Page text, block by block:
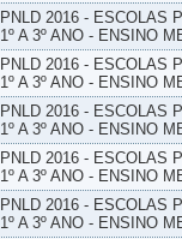
PNLD 2016 - ESCOLAS
1º A 3º ANO - ENSINO
PNLD 2016 - ESCOLAS
1º A 3º ANO - ENSINO
PNLD 2016 - ESCOLAS
1º A 3º ANO - ENSINO
PNLD 2016 - ESCOLAS
1º A 3º ANO - ENSINO
PNLD 2016 - ESCOLAS
1º A 3º ANO - ENSINO